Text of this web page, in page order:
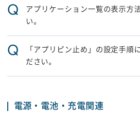
Q
アプリケーション一覧の表示方
い。
Q
「アプリピン止め」の設定手順
ださい。
電源・電池・充電関連